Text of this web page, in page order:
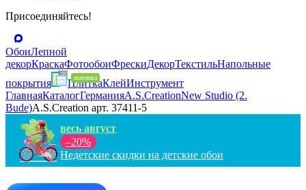
Присоединяйтесь!
ОбоиЛепной
декорКраскаФотообоиФрескиДекорТекстильНапольные
покрытия
ПлиткаКлейИнструмент
ГлавнаяКаталогГерманияA.S.CreationNew Studio (2.
Bude)A.S.Creation арт. 37411-5
весь август
–20%
Недетские скидки на детские обои